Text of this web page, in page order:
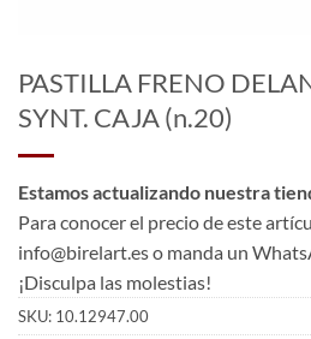
PASTILLA FRENO
SYNT. CAJA (n.20)
Estamos actualizando nuestra
Para conocer el precio de este
info@birelart.es o manda un
¡Disculpa las molestias!
SKU: 10.12947.00